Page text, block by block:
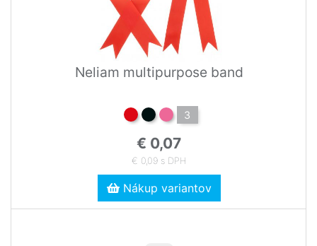
Neliam multipurpose band
3
€ 0,07
€ 0,09 s DPH
Nákup variantov